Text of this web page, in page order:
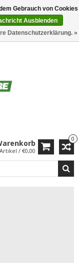
0
/ €0,00
Gebrauch von Cookies
Ausblenden
Datenschutzerklärung. »